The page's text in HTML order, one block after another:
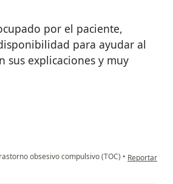
por el paciente,
para ayudar al
sus explicaciones y muy
obsesivo compulsivo (TOC) • en opinión
Reportar